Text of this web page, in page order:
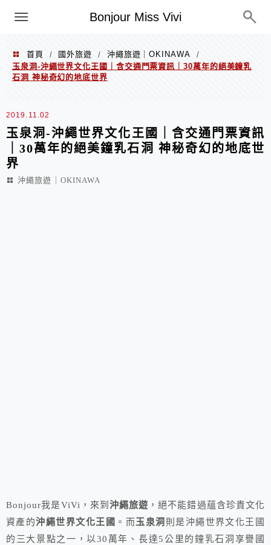
Bonjour Miss Vivi
選單
首頁 / 國外旅遊 / 沖繩旅遊｜OKINAWA
/
玉泉洞-沖繩世界文化王國｜含交通門票資訊｜30萬年的絕美鐘乳
石洞 神秘奇幻的地底世界
2019.11.02
玉泉洞-沖繩世界文化王國｜含交通門票資訊
｜30萬年的絕美鐘乳石洞 神秘奇幻的地底世
界
沖繩旅遊｜OKINAWA
Bonjour我是ViVi，來到 沖繩旅遊 ，絕不能錯過蘊含珍貴文化
資產的沖繩世界文化王國 。而玉泉洞 則是沖繩世界文化王國
的三大景點之一，以30萬年、長達5公里的鐘乳石洞享譽國